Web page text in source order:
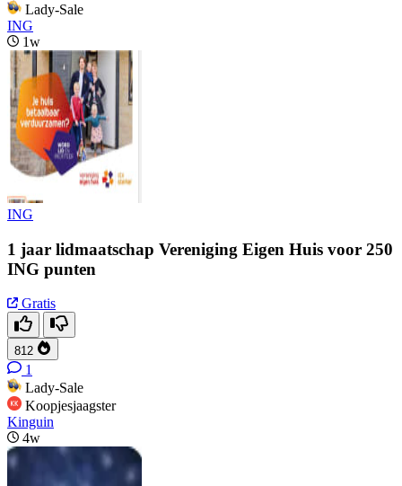
Lady-Sale
ING
1w
ING
1 jaar lidmaatschap Vereniging Eigen Huis voor 250
ING punten
Gratis
812
1
Lady-Sale
Koopjesjaagster
Kinguin
4w